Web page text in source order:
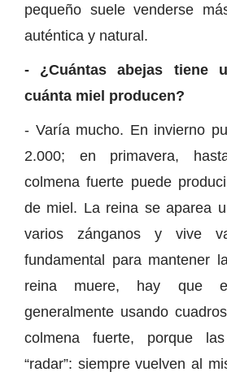
pequeño suele venderse
auténtica y natural.
- ¿Cuántas abejas tiene
cuánta miel producen?
- Varía mucho. En invierno
2.000; en primavera,
colmena fuerte puede
de miel. La reina se aparea
varios zánganos y vive
fundamental para mantener
reina muere, hay que
generalmente usando
colmena fuerte, porque
“radar”: siempre vuelven al